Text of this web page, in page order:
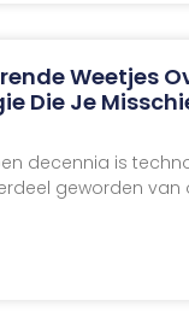
Weetjes
Die Je
decennia is
geworden van